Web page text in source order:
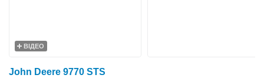
ВІДЕО
John Deere 9770 STS